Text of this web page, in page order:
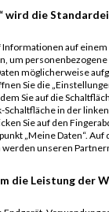
GER
CAFE
KRUMMEL
GER
CAFE
KRUMMEL
KRUMMEL
wird die
auf einem
um
möglicherweise
Sie die
Sie auf die
in der
Sie auf den
„Meine Daten“. Auf
unseren
die Leistung der